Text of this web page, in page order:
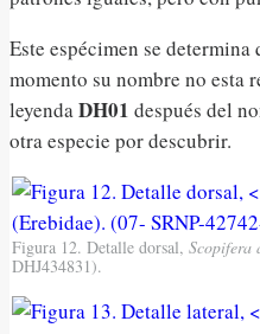
Este espécimen se
momento su nombre no esta
leyendaDH01 después del
otra especie por descubrir.
Figura 12. Detalle dorsal, Scopifera
DHJ434831).